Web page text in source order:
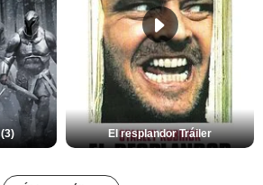
El resplandor Tráiler